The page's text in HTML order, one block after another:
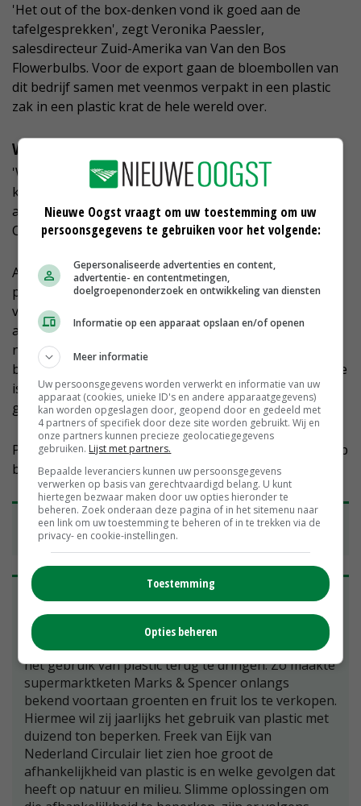
'Het out of the box-denken vond ik goed aan de
tafelgesprekken', zegt Veronika Paessler,
salesdirecteur Zuid-Amerika van Van den Bos
Flowerbulbs. Voor de export gaan de bloembollen van
dit bedrijf samen met veenmos verpakt in een plastic
zak in een plastic krat de hele wereld over.
Vulmateriaal
'We zoeken naar meer milieuvriendelijke en minder
kostbare materialen. Finnpeat is kostbaar en bij het
afgraven ervan komt CO2 vrij, wat impact heeft op de
CO2-footprint', vertelt Paessler.
Aan de tafel over plastics in de keten van bloemen en
planten kwamen verschillende bruikbare ideeën
voorbij. Zoals het vacuümtrekken, dat de bol wel laat
ademen, waardoor geen verpakking en vulmateriaal
nodig zijn. Plastic is dan nog wel nodig, maar dat kan
biobased of biologisch afbreekbaar zijn. Een ander idee
is bollen te behandelen met een lijmspray, waardoor
geen plastic meer nodig is, alleen nog vulmateriaal.
Paessler: 'Allemaal onwijs goede oplossingen, die we op
bruikbaarheid en prijs gaan bekijken.'
Minder plastic, meer business in Greenport-
keten
Op de bijeenkomst 'Minder Plastic, meer business
in de Greenport-keten' in het World Horti Center
vertelde wethouder Karin Zwinkels van gemeente
Westland over het groeiend aantal initiatieven om
het gebruik van plastic terug te dringen. Zo maakte
supermarktketen Marks & Spencer onlangs
bekend voortaan groenten en fruit los te verkopen.
Hiermee wil zij jaarlijks het gebruik van plastic met
duizend ton beperken. Freek van Eijk van
Nederland Circulair liet zien hoe groot de
afhankelijkheid van plastic is en welke gevolgen dat
heeft op natuur en milieu. Slimme oplossingen om
Nieuwe Oogst vraagt om uw toestemming om uw
persoonsgegevens te gebruiken voor het volgende:
Gepersonaliseerde advertenties en content,
advertentie- en contentmetingen,
doelgroepenonderzoek en ontwikkeling van diensten
Informatie op een apparaat opslaan en/of openen
Meer informatie
Uw persoonsgegevens worden verwerkt en informatie van uw
apparaat (cookies, unieke ID's en andere apparaatgegevens)
kan worden opgeslagen door, geopend door en gedeeld met
4 partners of specifiek door deze site worden gebruikt. Wij en
onze partners kunnen precieze geolocatiegegevens
gebruiken. Lijst met partners.
Bepaalde leveranciers kunnen uw persoonsgegevens
verwerken op basis van gerechtvaardigd belang. U kunt
hiertegen bezwaar maken door uw opties hieronder te
beheren. Zoek onderaan deze pagina of in het sitemenu naar
een link om uw toestemming te beheren of in te trekken via de
privacy- en cookie-instellingen.
Toestemming
Opties beheren